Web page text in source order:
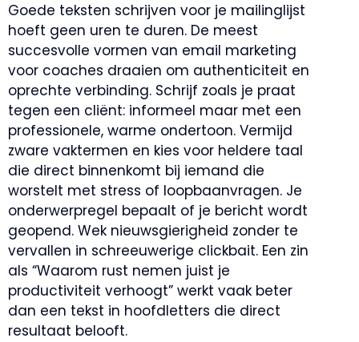
Goede teksten schrijven voor je mailinglijst
hoeft geen uren te duren. De meest
succesvolle vormen van email marketing
voor coaches draaien om authenticiteit en
oprechte verbinding. Schrijf zoals je praat
tegen een cliënt: informeel maar met een
professionele, warme ondertoon. Vermijd
zware vaktermen en kies voor heldere taal
die direct binnenkomt bij iemand die
worstelt met stress of loopbaanvragen. Je
onderwerpregel bepaalt of je bericht wordt
geopend. Wek nieuwsgierigheid zonder te
vervallen in schreeuwerige clickbait. Een zin
als “Waarom rust nemen juist je
productiviteit verhoogt” werkt vaak beter
dan een tekst in hoofdletters die direct
resultaat belooft.